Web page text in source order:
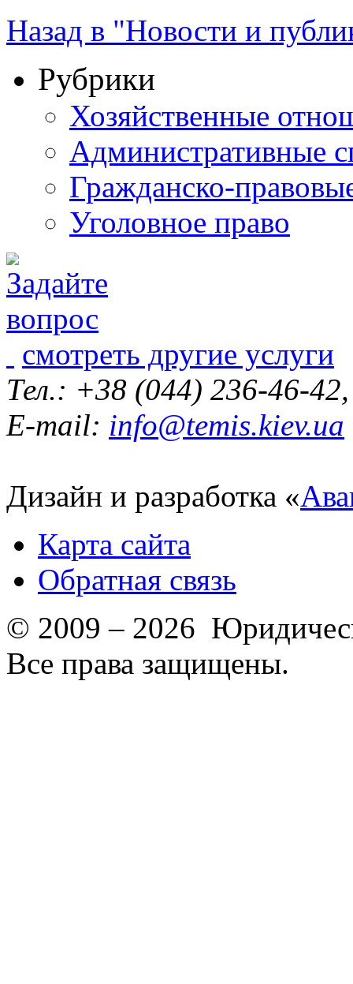
Назад в "Новости и
Рубрики
Хозяйственные
Административные
Гражданско-
Уголовное право
смотреть другие услуги
Тел.: +38 (044) 236-46-
E-mail: info@temis.kiev.ua
Дизайн и разработка «
Карта сайта
Обратная связь
© 2009 – 2026
Все права защищены.